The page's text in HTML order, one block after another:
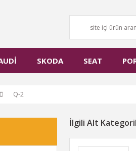
SKODA SEAT
Q-2
İlgili Alt